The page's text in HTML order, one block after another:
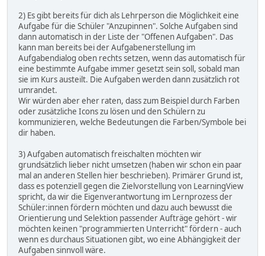
2) Es gibt bereits für dich als Lehrperson die Möglichkeit eine
Aufgabe für die Schüler "Anzupinnen". Solche Aufgaben sind
dann automatisch in der Liste der "Offenen Aufgaben". Das
kann man bereits bei der Aufgabenerstellung im
Aufgabendialog oben rechts setzen, wenn das automatisch für
eine bestimmte Aufgabe immer gesetzt sein soll, sobald man
sie im Kurs austeilt. Die Aufgaben werden dann zusätzlich rot
umrandet.
Wir würden aber eher raten, dass zum Beispiel durch Farben
oder zusätzliche Icons zu lösen und den Schülern zu
kommunizieren, welche Bedeutungen die Farben/Symbole bei
dir haben.
3) Aufgaben automatisch freischalten möchten wir
grundsätzlich lieber nicht umsetzen (haben wir schon ein paar
mal an anderen Stellen hier beschrieben). Primärer Grund ist,
dass es potenziell gegen die Zielvorstellung von LearningView
spricht, da wir die Eigenverantwortung im Lernprozess der
Schüler:innen fördern möchten und dazu auch bewusst die
Orientierung und Selektion passender Aufträge gehört - wir
möchten keinen "programmierten Unterricht" fördern - auch
wenn es durchaus Situationen gibt, wo eine Abhängigkeit der
Aufgaben sinnvoll wäre.